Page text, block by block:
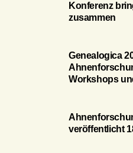
Konferenz
zusammen
Genealogica
Workshops
veröffentlicht